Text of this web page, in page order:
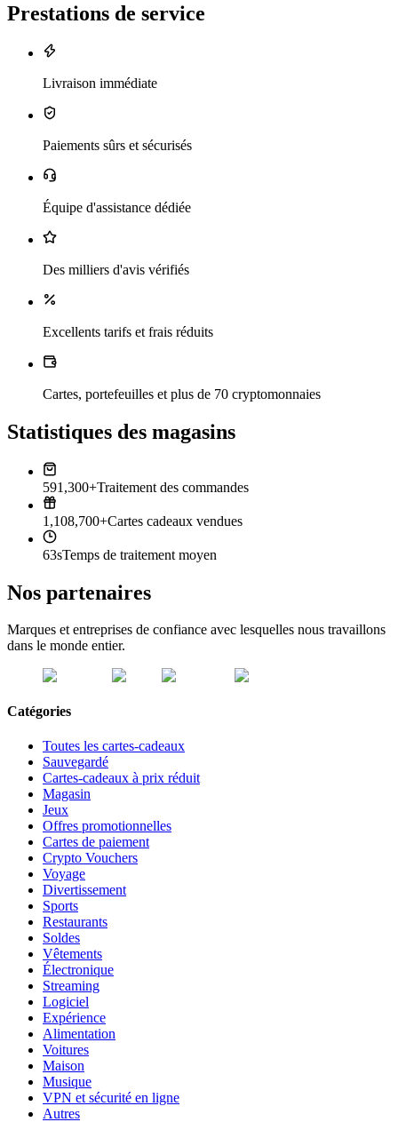
Prestations de service
Livraison immédiate
Paiements sûrs et sécurisés
Équipe d'assistance dédiée
Des milliers d'avis vérifiés
Excellents tarifs et frais réduits
Cartes, portefeuilles et plus de 70 cryptomonnaies
Statistiques des magasins
591,300+Traitement des commandes
1,108,700+Cartes cadeaux vendues
63sTemps de traitement moyen
Nos partenaires
Marques et entreprises de confiance avec lesquelles nous travaillons
dans le monde entier.
Catégories
Toutes les cartes-cadeaux
Sauvegardé
Cartes-cadeaux à prix réduit
Magasin
Jeux
Offres promotionnelles
Cartes de paiement
Crypto Vouchers
Voyage
Divertissement
Sports
Restaurants
Soldes
Vêtements
Électronique
Streaming
Logiciel
Expérience
Alimentation
Voitures
Maison
Musique
VPN et sécurité en ligne
Autres